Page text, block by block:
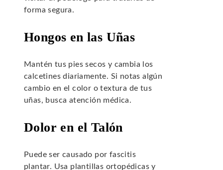
forma segura.
Hongos en las Uñas
Mantén tus pies secos y cambia los
calcetines diariamente. Si notas algún
cambio en el color o textura de tus
uñas, busca atención médica.
Dolor en el Talón
Puede ser causado por fascitis
plantar. Usa plantillas ortopédicas y